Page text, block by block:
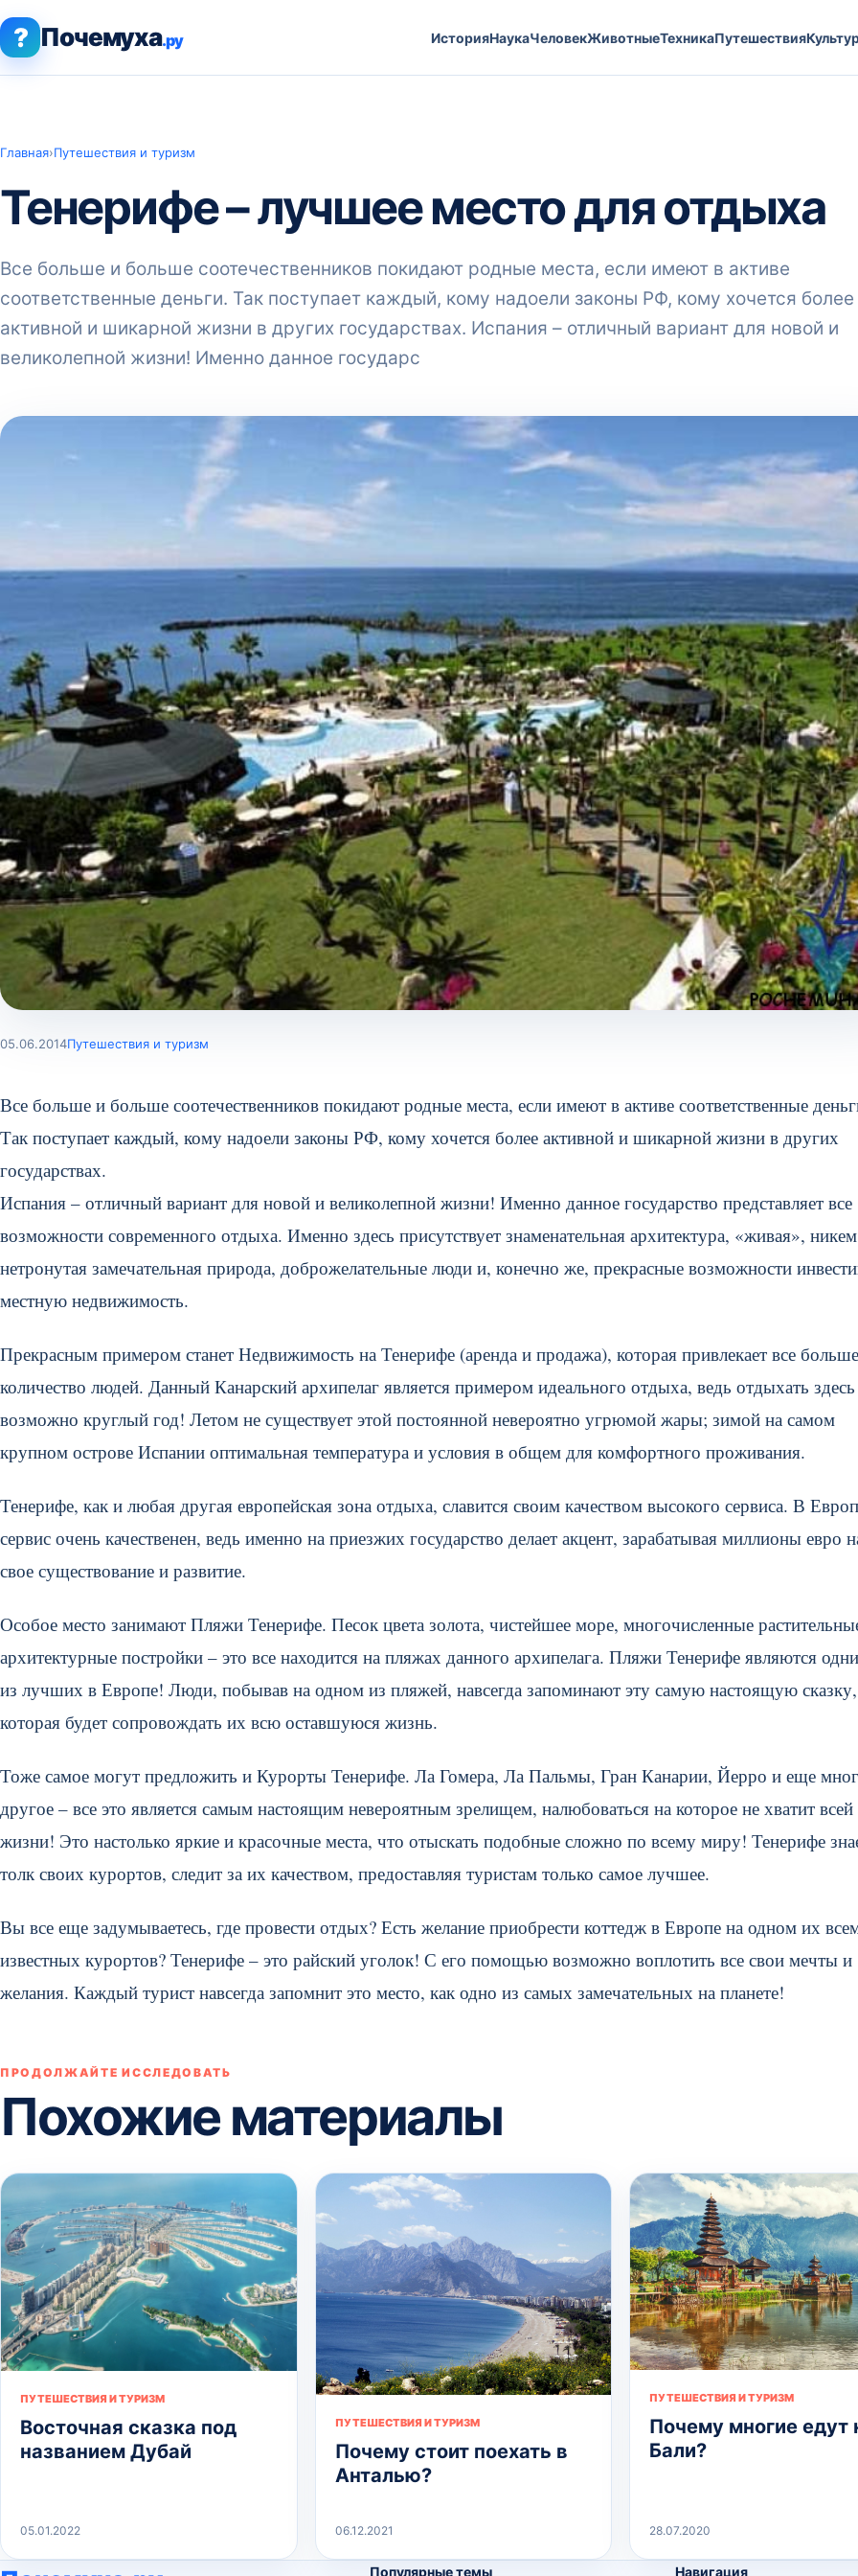
? Почемуха.ру ИсторияНаукаЧеловекЖивотныеТехникаПутешествия
Главная›Путешествия и туризм
Тенерифе – лучшее место для отдыха
Все больше и больше соотечественников покидают родные места, если имеют в активе
соответственные деньги. Так поступает каждый, кому надоели законы РФ, кому хочется более
активной и шикарной жизни в других государствах. Испания – отличный вариант для новой и
великолепной жизни! Именно данное государс
05.06.2014Путешествия и туризм
Все больше и больше соотечественников покидают родные места, если имеют в активе соответственные
Так поступает каждый, кому надоели законы РФ, кому хочется более активной и шикарной жизни в других
государствах.
Испания – отличный вариант для новой и великолепной жизни! Именно данное государство представляет все
возможности современного отдыха. Именно здесь присутствует знаменательная архитектура, «живая», никем
нетронутая замечательная природа, доброжелательные люди и, конечно же, прекрасные возможности
местную недвижимость.
Прекрасным примером станет Недвижимость на Тенерифе (аренда и продажа), которая привлекает все
количество людей. Данный Канарский архипелаг является примером идеального отдыха, ведь отдыхать здесь
возможно круглый год! Летом не существует этой постоянной невероятно угрюмой жары; зимой на самом
крупном острове Испании оптимальная температура и условия в общем для комфортного проживания.
Тенерифе, как и любая другая европейская зона отдыха, славится своим качеством высокого сервиса. В
сервис очень качественен, ведь именно на приезжих государство делает акцент, зарабатывая миллионы евро
свое существование и развитие.
Особое место занимают Пляжи Тенерифе. Песок цвета золота, чистейшее море, многочисленные
архитектурные постройки – это все находится на пляжах данного архипелага. Пляжи Тенерифе являются
из лучших в Европе! Люди, побывав на одном из пляжей, навсегда запоминают эту самую настоящую сказку,
которая будет сопровождать их всю оставшуюся жизнь.
Тоже самое могут предложить и Курорты Тенерифе. Ла Гомера, Ла Пальмы, Гран Канарии, Йерро и еще
другое – все это является самым настоящим невероятным зрелищем, налюбоваться на которое не хватит всей
жизни! Это настолько яркие и красочные места, что отыскать подобные сложно по всему миру! Тенерифе
толк своих курортов, следит за их качеством, предоставляя туристам только самое лучшее.
Вы все еще задумываетесь, где провести отдых? Есть желание приобрести коттедж в Европе на одном их
известных курортов? Тенерифе – это райский уголок! С его помощью возможно воплотить все свои мечты и
желания. Каждый турист навсегда запомнит это место, как одно из самых замечательных на планете!
ПРОДОЛЖАЙТЕ ИССЛЕДОВАТЬ
Похожие материалы
ПУТЕШЕСТВИЯ И ТУРИЗМ
Восточная сказка под
названием Дубай
05.01.2022
ПУТЕШЕСТВИЯ И ТУРИЗМ
Почему стоит поехать в
Анталью?
06.12.2021
ПУТЕШЕСТВИЯ И ТУРИЗМ
Почему многие едут
Бали?
28.07.2020
Популярные темы Навигация